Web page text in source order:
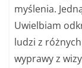
myślenia.
Uwielbiam
ludzi z
wyprawy z